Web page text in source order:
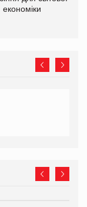
економіки